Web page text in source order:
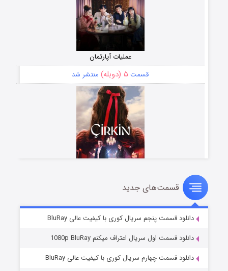
عملیات آپارتمان
قسمت ۵ (دوبله) منتشر شد
سریال زشت
قسمت۲ (زیرنویس) منتشر شد
قسمت‌های جدید
دانلود قسمت پنجم سریال کوری با کیفیت عالی BluRay
دانلود قسمت اول سریال اعتراف میکنم 1080p BluRay
دانلود قسمت چهارم سریال کوری با کیفیت عالی BluRay